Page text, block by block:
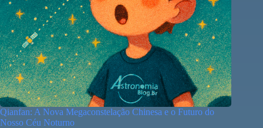
Qianfan: A Nova Megaconstelação Chinesa e o Futuro do
Nosso Céu Noturno